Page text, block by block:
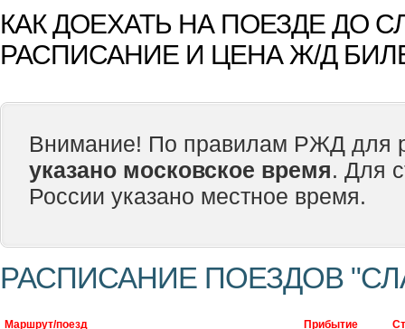
КАК ДОЕХАТЬ НА ПОЕЗДЕ ДО
РАСПИСАНИЕ И ЦЕНА Ж/Д
Внимание! По правилам РЖД для
указано московское время. Для
России указано местное время.
РАСПИСАНИЕ ПОЕЗДОВ
Маршрут/поезд Прибытие